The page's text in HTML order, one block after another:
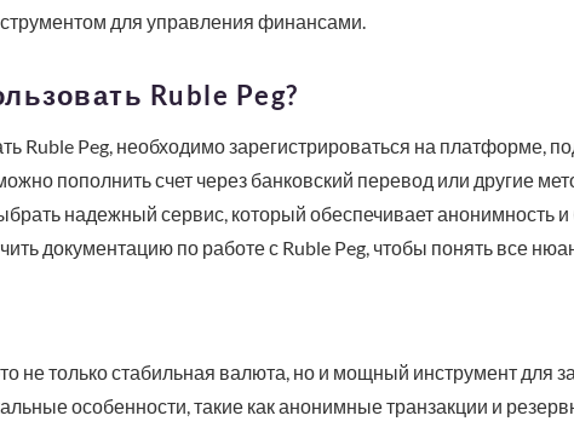
для управления финансами.
Ruble Peg?
Ruble Peg, необходимо зарегистрироваться на платформе,
пополнить счет через банковский перевод или другие
надежный сервис, который обеспечивает анонимность и
документацию по работе с Ruble Peg, чтобы понять все
не только стабильная валюта, но и мощный инструмент для
особенности, такие как анонимные транзакции и